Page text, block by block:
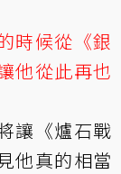
時候從《銀
他從此再也
讓《爐石戰
他真的相當